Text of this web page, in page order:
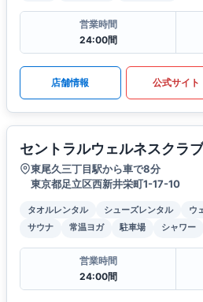
営業時間
24:00間
店舗情報 公式サイト
セントラルウェルネスクラ
東尾久三丁目駅から車で8分
東京都足立区西新井栄町1-17-10
タオルレンタル シューズレンタル ウ
サウナ
常温ヨガ 駐車場 シャワー
営業時間
24:00間